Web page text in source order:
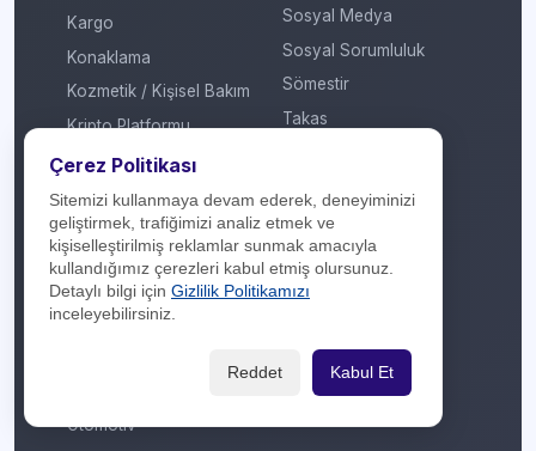
Kargo
Konaklama
Kozmetik / Kişisel Bakım
Kripto Platformu
Kuru Temizleme
Kültür / Sanat
Market
Mobil Uygulama
Mobilya / Dekorasyon
Mutfak Gereçleri /
Otomotiv
Sosyal Medya
Sosyal Sorumluluk
Sömestir
Takas
Tiyatro / Müzikal
Vergi Ödeme
Yarışma
Yöresel Ürünler
Çerez Politikası
Sitemizi kullanmaya devam ederek, deneyiminizi
geliştirmek, trafiğimizi analiz etmek ve
kişiselleştirilmiş reklamlar sunmak amacıyla
kullandığımız çerezleri kabul etmiş olursunuz.
Detaylı bilgi için Gizlilik Politikamızı
inceleyebilirsiniz.
Reddet Kabul Et